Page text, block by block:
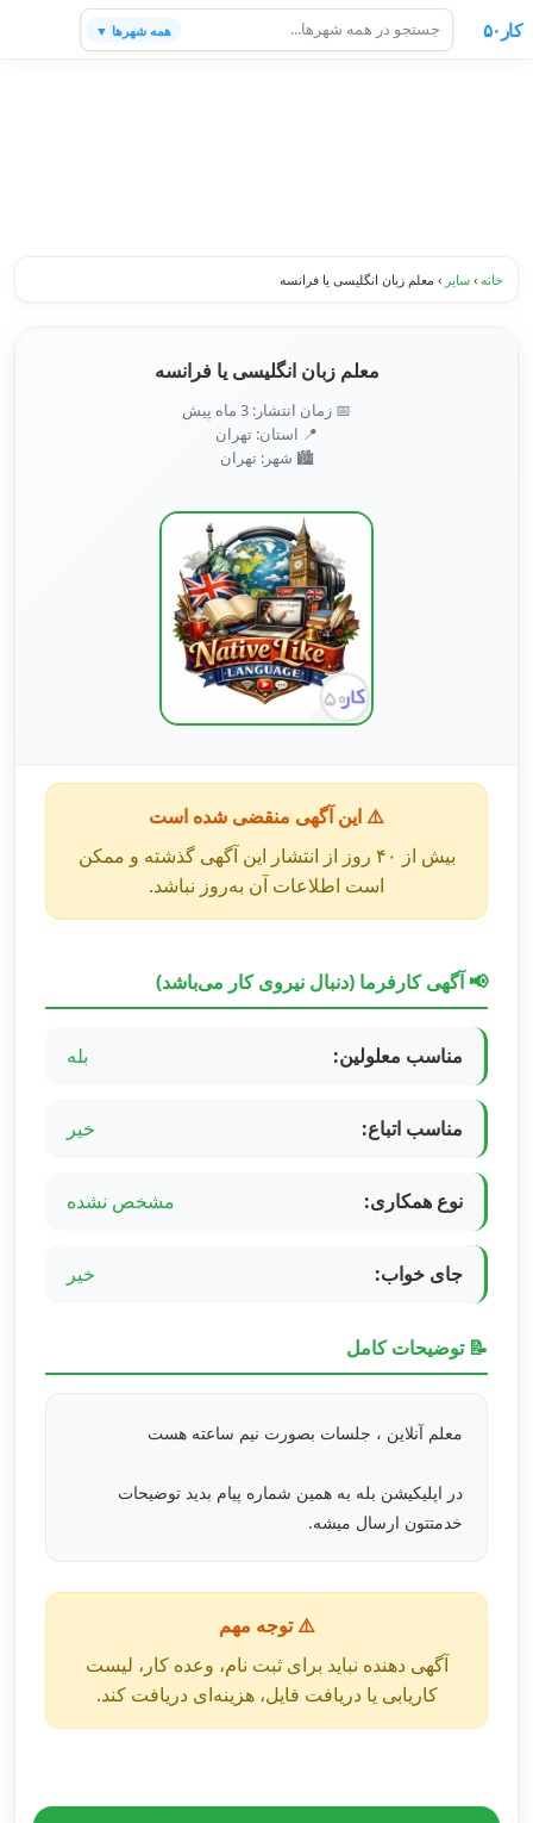
کار۵۰ همه شهرها ▼
خانه › سایر › معلم زبان انگلیسی یا فرانسه
معلم زبان انگلیسی یا فرانسه
📅 زمان انتشار: 3 ماه پیش
📍 استان: تهران
🏙️ شهر: تهران
⚠️ این آگهی منقضی شده است
بیش از ۴۰ روز از انتشار این آگهی گذشته و ممکن
است اطلاعات آن به‌روز نباشد.
📢 آگهی کارفرما (دنبال نیروی کار می‌باشد)
مناسب معلولین: بله
مناسب اتباع: خیر
نوع همکاری: مشخص نشده
جای خواب: خیر
📝 توضیحات کامل
معلم آنلاین ، جلسات بصورت نیم ساعته هست
در اپلیکیشن بله به همین شماره پیام بدید توضیحات
خدمتتون ارسال میشه.
⚠️ توجه مهم
آگهی دهنده نباید برای ثبت نام، وعده کار، لیست
کاریابی یا دریافت فایل، هزینه‌ای دریافت کند.